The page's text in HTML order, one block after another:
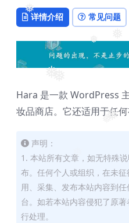
❅
❅
❅
❅
详情介绍 常见问题
Hara 是一款 WordPress
妆品商店。它还适用于任
声明：
1. 本站所有文章，如无特殊
布。任何个人或组织，在未
用、采集、发布本站内容到
台。如若本站内容侵犯了原
行处理。